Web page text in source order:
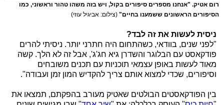
רום אטיק. "אנחנו מספרים סיפורים בקול, ויש בזה משהו טהור וראשוני, כמו
הסיפורים הראשונים ששמענו בחיים" (צילום: אביגיל עוזי)
ניסית לעשות את זה לבד?
"לפני שנים, בוודאי, כשהתחום היה חתרני יותר. ניסיתי להרים
פודקאסט עם הבלוגר והשדרן גיא חג'ג', אבל זה לא הלך. קשה
מאוד לעשות באופן עצמאי תוכניות עם תכנים משובחים
וסיפורים, שכדי למצוא אותם צריך להקדיש המון זמן ועבודה".
בין הפודקאסטים הבולטים שאטיק מעורב בהפקתם, תמצאו את